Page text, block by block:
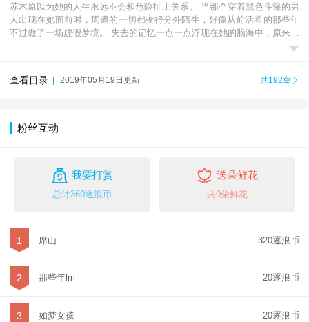
苏木原以为她的人生永远不会和危险扯上关系。 当那个穿着黑色斗篷的男
人出现在她面前时，周遭的一切都变得分外陌生，好像从前活着的那些年
不过做了一场虚假梦境。 失去的记忆一点一点浮现在她的脑海中，原来真

查看目录 2019年05月19日更新 共192章 
粉丝互动
 我要打赏
总计360逐浪币
 送朵鲜花
共0朵鲜花
1 席山 320逐浪币
2 那些年lm 20逐浪币
3 如梦女孩 20逐浪币